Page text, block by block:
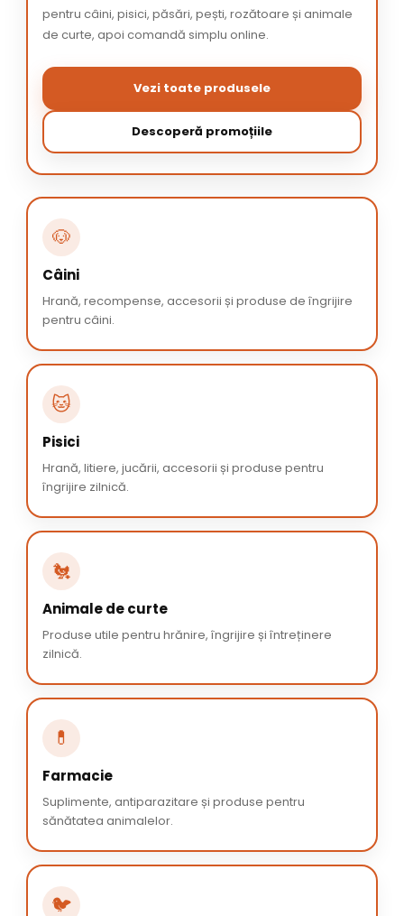
pentru câini, pisici, păsări, pești, rozătoare și animale
de curte, apoi comandă simplu online.
Vezi toate produsele
Descoperă promoțiile
🐶
Câini
Hrană, recompense, accesorii și produse de îngrijire
pentru câini.
🐱
Pisici
Hrană, litiere, jucării, accesorii și produse pentru
îngrijire zilnică.
🐔
Animale de curte
Produse utile pentru hrănire, îngrijire și întreținere
zilnică.
💊
Farmacie
Suplimente, antiparazitare și produse pentru
sănătatea animalelor.
🐦